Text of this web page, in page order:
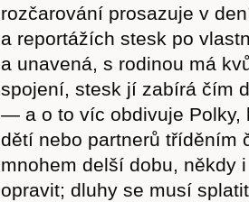
rozčarování prosazuje v
a reportážích stesk po
a unavená, s rodinou má
spojení, stesk jí zabírá čím
— a o to víc obdivuje Polky,
dětí nebo partnerů tříděním
mnohem delší dobu, někdy
opravit; dluhy se musí